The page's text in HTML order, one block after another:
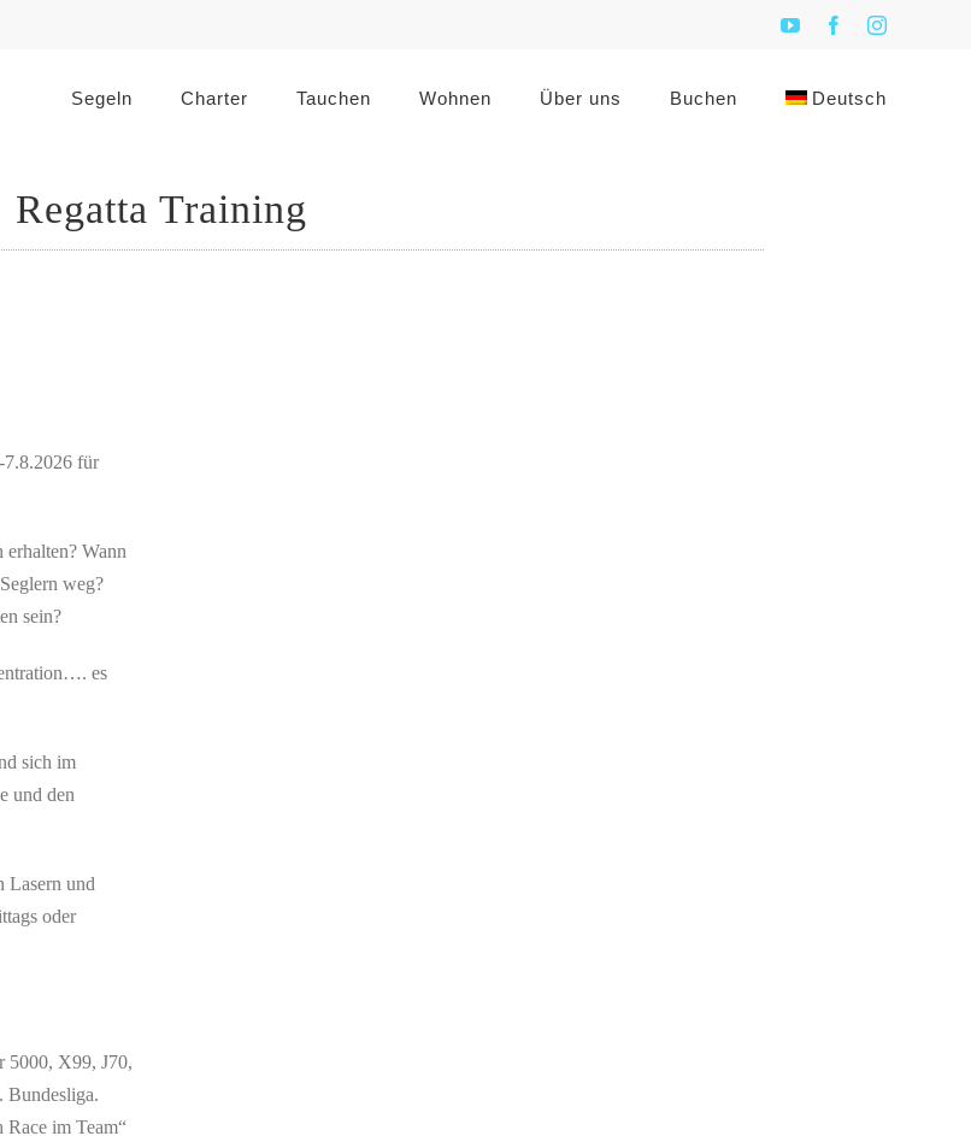
YouTubeFacebookInstagram
Segeln Charter Tauchen Wohnen Über uns Buchen Deutsch
Regatta Training
für
erhalten? Wann
weg?
sein?
es
sich im
und den
Lasern und
oder
5000, X99, J70,
Bundesliga.
Race im Team“